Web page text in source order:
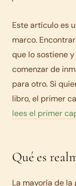
Este artículo es
marco.
que lo sostiene
comenzar de
para otro. Si
libro, el primer
lees el primer
Qué es
La mayoría de